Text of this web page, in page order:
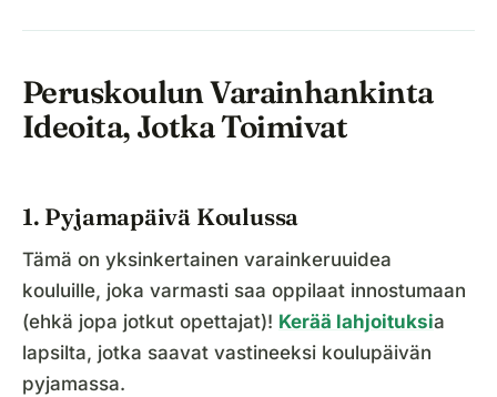
Peruskoulun Varainhankinta
Ideoita, Jotka Toimivat
1. Pyjamapäivä Koulussa
Tämä on yksinkertainen varainkeruuidea
kouluille, joka varmasti saa oppilaat innostumaan
(ehkä jopa jotkut opettajat)! Kerää lahjoituksia
lapsilta, jotka saavat vastineeksi koulupäivän
pyjamassa.